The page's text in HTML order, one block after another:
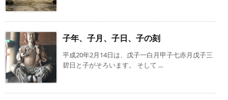
子年、子月、子日、子の刻
平成20年2月14日は、戊子一白月甲子七赤月戊子三
碧日と子がそろいます。 そして ...